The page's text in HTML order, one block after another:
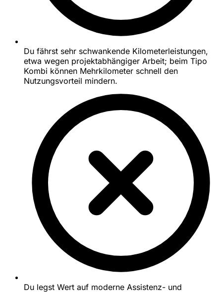
Du fährst sehr schwankende Kilometerleistungen,
etwa wegen projektabhängiger Arbeit; beim Tipo
Kombi können Mehrkilometer schnell den
Nutzungsvorteil mindern.
Du legst Wert auf moderne Assistenz- und